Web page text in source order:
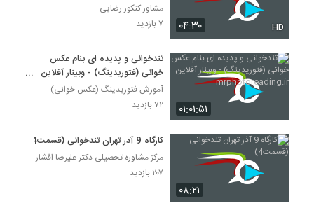
027046 - تندخوانی سری چهارم
۴۲۰ بازدید
027047 - تندخوانی سری چهارم
48
027048 - تندخوانی سری چهارم
۳۹۹ بازدید
027049 - تندخوانی سری چهارم
۴۳۳ بازدید
۰۴:۳۰ HD
مشاور کنکور رضایی
۷ بازدید
۰۱:۰۱:۵۱
تندخوانی و پدیده ای بنام عکس
خوانی (فتوریدینگ) - وبینار آفلاین
mrphotoreading.ir
آموزش فتوریدینگ (عکس خوانی)
۷۲ بازدید
۰۸:۲۱
کارگاه 9 آذر تهران تندخوانی (قسمت4)
مرکز مشاوره تحصیلی دکتر علیرضا افشار
۲۰۷ بازدید